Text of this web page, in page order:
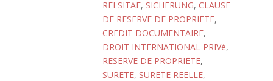
REI SITAE, SICHERUNG, CLAUSE
DE RESERVE DE PROPRIETE,
CREDIT DOCUMENTAIRE,
DROIT INTERNATIONAL PRIVé,
RESERVE DE PROPRIETE,
SURETE, SURETE REELLE,